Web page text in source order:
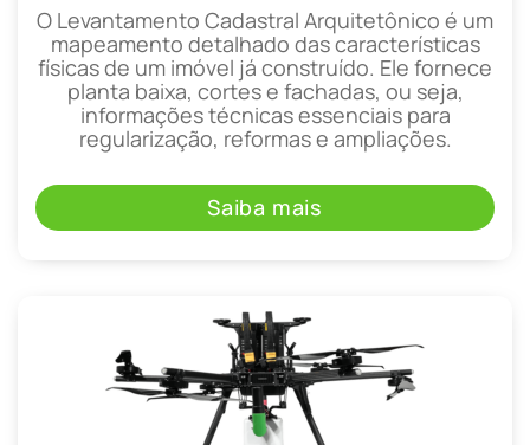
O Levantamento Cadastral Arquitetônico é um
mapeamento detalhado das características
físicas de um imóvel já construído. Ele fornece
planta baixa, cortes e fachadas, ou seja,
informações técnicas essenciais para
regularização, reformas e ampliações.
Saiba mais